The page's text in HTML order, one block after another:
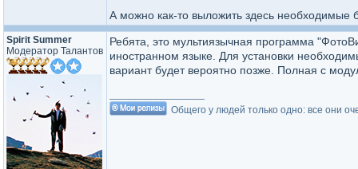
А можно как-то выложить здесь необходимые
Spirit Summer
Модератор Талантов
Ребята, это мультиязычная программа
иностранном языке. Для установки
вариант будет вероятно позже. Полная с
Общего у людей только одно: все они